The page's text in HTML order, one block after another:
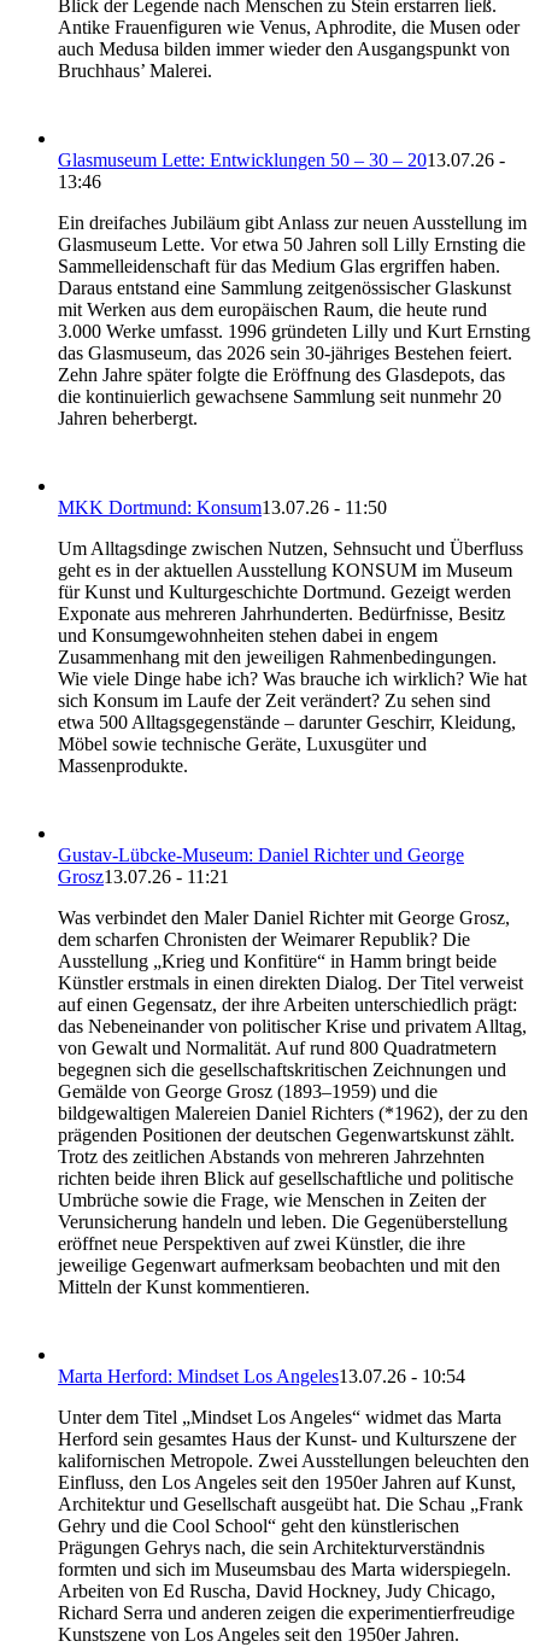
Blick der Legende nach Menschen zu Stein erstarren ließ.
Antike Frauenfiguren wie Venus, Aphrodite, die Musen oder
auch Medusa bilden immer wieder den Ausgangspunkt von
Bruchhaus’ Malerei.
Glasmuseum Lette: Entwicklungen 50 – 30 – 2013.07.26 -
13:46
Ein dreifaches Jubiläum gibt Anlass zur neuen Ausstellung im
Glasmuseum Lette. Vor etwa 50 Jahren soll Lilly Ernsting die
Sammelleidenschaft für das Medium Glas ergriffen haben.
Daraus entstand eine Sammlung zeitgenössischer Glaskunst
mit Werken aus dem europäischen Raum, die heute rund
3.000 Werke umfasst. 1996 gründeten Lilly und Kurt Ernsting
das Glasmuseum, das 2026 sein 30-jähriges Bestehen feiert.
Zehn Jahre später folgte die Eröffnung des Glasdepots, das
die kontinuierlich gewachsene Sammlung seit nunmehr 20
Jahren beherbergt.
MKK Dortmund: Konsum13.07.26 - 11:50
Um Alltagsdinge zwischen Nutzen, Sehnsucht und Überfluss
geht es in der aktuellen Ausstellung KONSUM im Museum
für Kunst und Kulturgeschichte Dortmund. Gezeigt werden
Exponate aus mehreren Jahrhunderten. Bedürfnisse, Besitz
und Konsumgewohnheiten stehen dabei in engem
Zusammenhang mit den jeweiligen Rahmenbedingungen.
Wie viele Dinge habe ich? Was brauche ich wirklich? Wie hat
sich Konsum im Laufe der Zeit verändert? Zu sehen sind
etwa 500 Alltagsgegenstände – darunter Geschirr, Kleidung,
Möbel sowie technische Geräte, Luxusgüter und
Massenprodukte.
Gustav-Lübcke-Museum: Daniel Richter und George
Grosz13.07.26 - 11:21
Was verbindet den Maler Daniel Richter mit George Grosz,
dem scharfen Chronisten der Weimarer Republik? Die
Ausstellung „Krieg und Konfitüre“ in Hamm bringt beide
Künstler erstmals in einen direkten Dialog. Der Titel verweist
auf einen Gegensatz, der ihre Arbeiten unterschiedlich prägt:
das Nebeneinander von politischer Krise und privatem Alltag,
von Gewalt und Normalität. Auf rund 800 Quadratmetern
begegnen sich die gesellschaftskritischen Zeichnungen und
Gemälde von George Grosz (1893–1959) und die
bildgewaltigen Malereien Daniel Richters (*1962), der zu den
prägenden Positionen der deutschen Gegenwartskunst zählt.
Trotz des zeitlichen Abstands von mehreren Jahrzehnten
richten beide ihren Blick auf gesellschaftliche und politische
Umbrüche sowie die Frage, wie Menschen in Zeiten der
Verunsicherung handeln und leben. Die Gegenüberstellung
eröffnet neue Perspektiven auf zwei Künstler, die ihre
jeweilige Gegenwart aufmerksam beobachten und mit den
Mitteln der Kunst kommentieren.
Marta Herford: Mindset Los Angeles13.07.26 - 10:54
Unter dem Titel „Mindset Los Angeles“ widmet das Marta
Herford sein gesamtes Haus der Kunst- und Kulturszene der
kalifornischen Metropole. Zwei Ausstellungen beleuchten den
Einfluss, den Los Angeles seit den 1950er Jahren auf Kunst,
Architektur und Gesellschaft ausgeübt hat. Die Schau „Frank
Gehry und die Cool School“ geht den künstlerischen
Prägungen Gehrys nach, die sein Architekturverständnis
formten und sich im Museumsbau des Marta widerspiegeln.
Arbeiten von Ed Ruscha, David Hockney, Judy Chicago,
Richard Serra und anderen zeigen die experimentierfreudige
Kunstszene von Los Angeles seit den 1950er Jahren.